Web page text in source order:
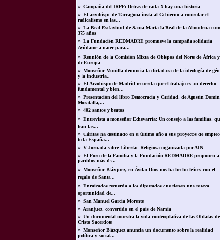
»
Campaña del IRPF: Detrás de cada X hay una historia
»
El arzobispo de Tarragona insta al Gobierno a controlar el
radicalismo en las...
»
La Real Esclavitud de Santa María la Real de la Almudena
375 años
»
La Fundación REDMADRE promueve la campaña solidaria
Ayúdame a nacer para...
»
Reunión de la Comisión Mixta de Obispos del Norte de África
de Europa
»
Monseñor Munilla denuncia la dictadura de la ideología de
y la industria...
»
El Arzobispo de Madrid recuerda que el trabajo es un derecho
fundamental y bien...
»
Presentación del libro Democracia y Caridad, de Agustín
Moratalla,...
»
402 santos y beatos
»
Entrevista a monseñor Echevarría: Un consejo a las familias,
lean las...
»
Cáritas ha destinado en el último año a sus proyectos de
toda España...
»
V Jornada sobre Libertad Religiosa organizada por AIN
»
El Foro de la Familia y la Fundación REDMADRE proponen a
partidos más de...
»
Monseñor Blázquez, en Ávila: Dios nos ha hecho felices con el
regalo de Santa...
»
Enraizados recuerda a los diputados que tienen una nueva
oportunidad de...
»
San Manuel García Morente
»
Aranjuez, convertido en el país de Narnia
»
Un documental muestra la vida contemplativa de las Oblatas de
Cristo Sacerdote
»
Monseñor Blázquez anuncia un documento sobre la realidad
política y social...